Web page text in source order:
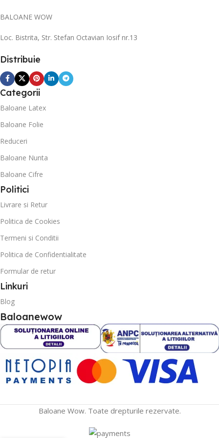
BALOANE WOW
Loc. Bistrita, Str. Stefan Octavian Iosif nr.13
Distribuie
Categorii
Baloane Latex
Baloane Folie
Reduceri
Baloane Nunta
Baloane Cifre
Politici
Livrare si Retur
Politica de Cookies
Termeni si Conditii
Politica de Confidentialitate
Formular de retur
Linkuri
Blog
Baloanewow
Baloane Wow. Toate drepturile rezervate.